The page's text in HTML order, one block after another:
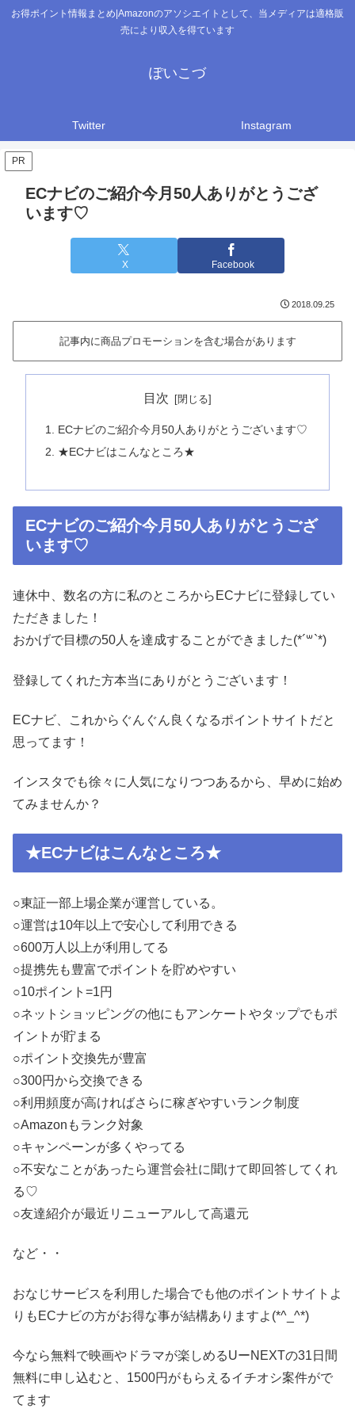
お得ポイント情報まとめ|Amazonのアソシエイトとして、当メディアは適格販
売により収入を得ています
ぽいこづ
Twitter Instagram
PR
ECナビのご紹介今月50人ありがとうござ
います♡
X Facebook
2018.09.25
記事内に商品プロモーションを含む場合があります
目次
ECナビのご紹介今月50人ありがとうございます♡
★ECナビはこんなところ★
ECナビのご紹介今月50人ありがとうござ
います♡
連休中、数名の方に私のところからECナビに登録してい
ただきました！
おかげで目標の50人を達成することができました(*´꒳`*)
登録してくれた方本当にありがとうございます！
ECナビ、これからぐんぐん良くなるポイントサイトだと
思ってます︎！
インスタでも徐々に人気になりつつあるから、早めに始め
てみませんか？
★ECナビはこんなところ★
○東証一部上場企業が運営している。
○運営は10年以上で安心して利用できる
○600万人以上が利用してる
○提携先も豊富でポイントを貯めやすい
○10ポイント=1円
○ネットショッピングの他にもアンケートやタップでもポ
イントが貯まる
○ポイント交換先が豊富
○300円から交換できる
○利用頻度が高ければさらに稼ぎやすいランク制度
○Amazonもランク対象
○キャンペーンが多くやってる
○不安なことがあったら運営会社に聞けて即回答してくれ
る♡
○友達紹介が最近リニューアルして高還元
など・・
おなじサービスを利用した場合でも他のポイントサイトよ
りもECナビの方がお得な事が結構ありますよ(*^_^*)
今なら無料で映画やドラマが楽しめるUーNEXTの31日間
無料に申し込むと、1500円がもらえるイチオシ案件がで
てます